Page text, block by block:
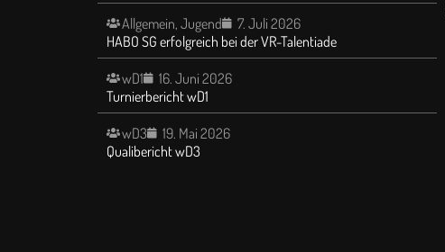
Allgemein, Jugend
7. Juli 2026
HABO SG erfolgreich bei der VR-Talentiade
wD1
16. Juni 2026
Turnierbericht wD1
wD3
19. Mai 2026
Qualibericht wD3